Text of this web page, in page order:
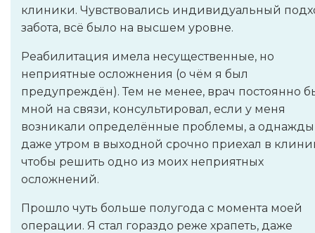
клиники. Чувствовались индивидуальный
забота, всё было на высшем уровне.
Реабилитация имела несущественные, но
неприятные осложнения (о чём я был
предупреждён). Тем не менее, врач постоянно
мной на связи, консультировал, если у меня
возникали определённые проблемы, а однажды
даже утром в выходной срочно приехал в
чтобы решить одно из моих неприятных
осложнений.
Прошло чуть больше полугода с момента моей
операции. Я стал гораздо реже храпеть, даже